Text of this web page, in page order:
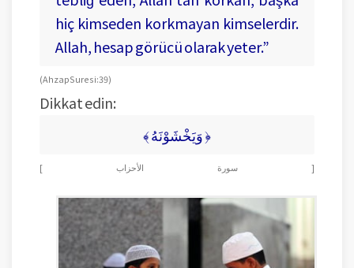
hiç kimseden korkmayan kimselerdir.
Allah, hesap görücü olarak yeter.”
(Ahzap Suresi: 39)
Dikkat edin:
﴾ وَيَخْشَوْنَهُ ﴿
[ سورة الأحزاب ]